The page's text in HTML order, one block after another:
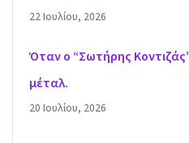
22 Ιουλίου, 2026
Όταν ο “Σωτήρης
μέταλ.
20 Ιουλίου, 2026